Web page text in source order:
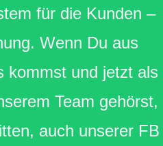
für die Kunden –
Wenn Du aus
kommst und jetzt als
Team gehörst,
auch unserer FB